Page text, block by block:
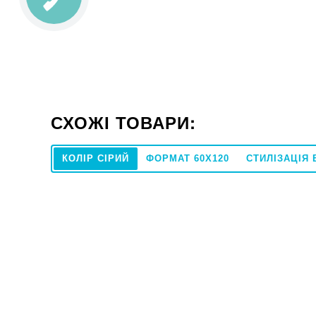
СХОЖІ ТОВАРИ:
КОЛІР СІРИЙ ФОРМАТ 60X120 СТИЛІЗАЦІЯ